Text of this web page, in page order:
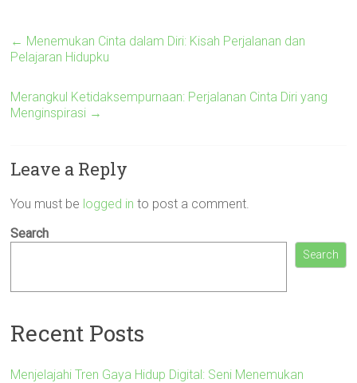
← Menemukan Cinta dalam Diri: Kisah Perjalanan dan
Pelajaran Hidupku
Merangkul Ketidaksempurnaan: Perjalanan Cinta Diri yang
Menginspirasi →
Leave a Reply
You must be logged in to post a comment.
Search
Search
Recent Posts
Menjelajahi Tren Gaya Hidup Digital: Seni Menemukan